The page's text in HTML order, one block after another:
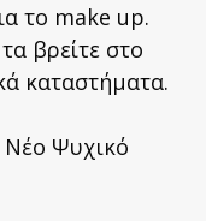
το make up.
βρείτε στο
καταστήματα.
Νέο Ψυχικό